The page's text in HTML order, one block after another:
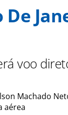
De
voo
Machado
aérea